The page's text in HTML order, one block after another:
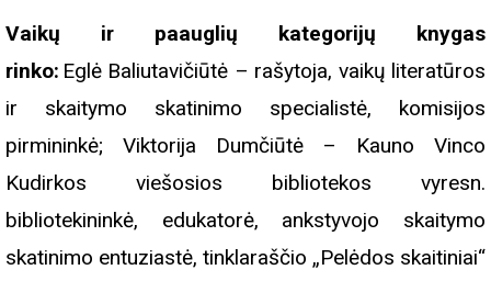
Vaikų ir paauglių kategorijų knygas
rinko: Eglė Baliutavičiūtė – rašytoja, vaikų literatūros
ir skaitymo skatinimo specialistė, komisijos
pirmininkė; Viktorija Dumčiūtė – Kauno Vinco
Kudirkos viešosios bibliotekos vyresn.
bibliotekininkė, edukatorė, ankstyvojo skaitymo
skatinimo entuziastė, tinklaraščio „Pelėdos skaitiniai“